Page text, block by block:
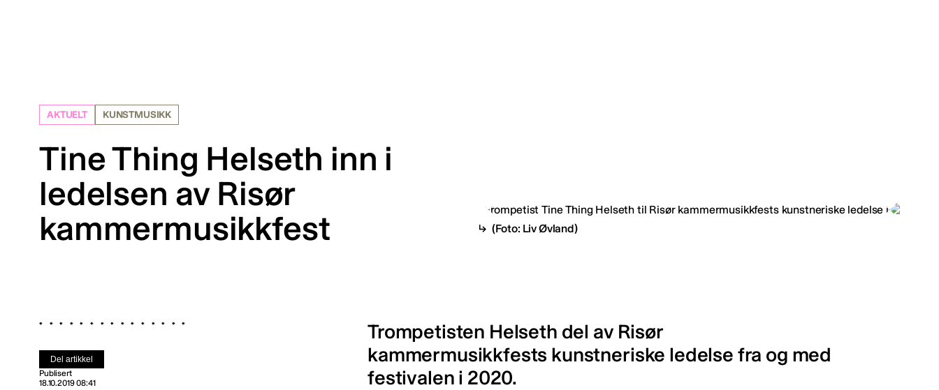
(Foto: Liv Øvland)
AKTUELT KUNSTMUSIKK
Tine Thing Helseth inn i
ledelsen av Risør
kammermusikkfest
Del artikkel
Publisert
18.10.2019 08:41
Trompetisten Helseth del av Risør
kammermusikkfests kunstneriske ledelse fra og med
festivalen i 2020.